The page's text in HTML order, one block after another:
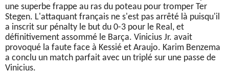
une superbe frappe au ras du poteau pour tromper Ter
Stegen. L'attaquant français ne s'est pas arrêté là puisqu'il
a inscrit sur pénalty le but du 0-3 pour le Real, et
définitivement assommé le Barça. Vinicius Jr. avait
provoqué la faute face à Kessié et Araujo. Karim Benzema
a conclu un match parfait avec un triplé sur une passe de
Vinicius.